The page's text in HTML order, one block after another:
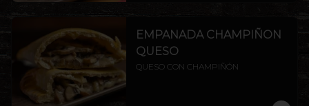
EMPANADA CHAMPIÑON
QUESO
QUESO CON CHAMPIÑÓN